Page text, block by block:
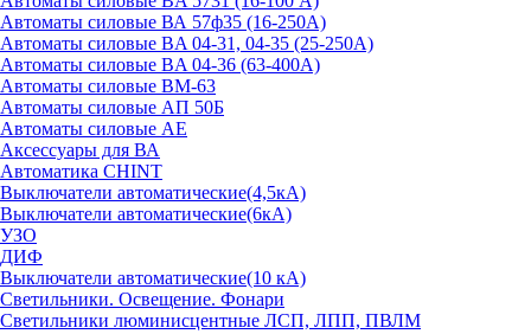
Автоматы силовые ВА 57ф35 (16-250А)
Автоматы силовые BA 04-31, 04-35 (25-250А)
Автоматы силовые BA 04-36 (63-400А)
Автоматы силовые ВМ-63
Автоматы силовые АП 50Б
Автоматы силовые АЕ
Аксессуары для ВА
Автоматика CHINT
Выключатели автоматические(4,5кА)
Выключатели автоматические(6кА)
УЗО
ДИФ
Выключатели автоматические(10 кА)
Светильники. Освещение. Фонари
Светильники люминисцентные ЛСП, ЛПП, ПВЛМ